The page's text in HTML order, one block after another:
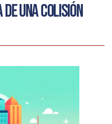
de una colisión